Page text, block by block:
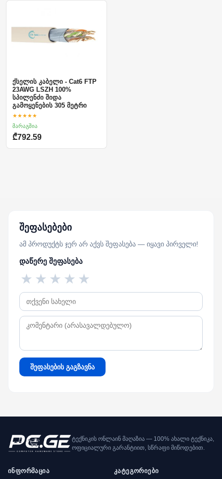
ქსელის კაბელი - Cat6 FTP
23AWG LSZH 100%
სპილენძი შიდა
გამოყენების 305 მეტრი
★★★★★
მარაგშია
₾792.59
შეფასებები
ამ პროდუქტს ჯერ არ აქვს შეფასება — იყავი პირველი!
დაწერე შეფასება
★
★
★
★
★
შეფასების გაგზავნა
ტექნიკის ონლაინ მაღაზია — 100% ახალი ტექნიკა,
ოფიციალური გარანტიით, სწრაფი მიწოდებით.
ინფორმაცია კატეგორიები